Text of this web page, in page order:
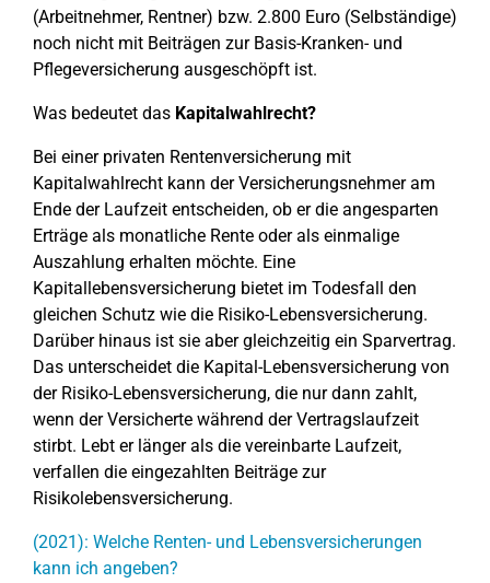
(Arbeitnehmer, Rentner) bzw. 2.800 Euro (Selbständige)
noch nicht mit Beiträgen zur Basis-Kranken- und
Pflegeversicherung ausgeschöpft ist.
Was bedeutet das Kapitalwahlrecht?
Bei einer privaten Rentenversicherung mit
Kapitalwahlrecht kann der Versicherungsnehmer am
Ende der Laufzeit entscheiden, ob er die angesparten
Erträge als monatliche Rente oder als einmalige
Auszahlung erhalten möchte. Eine
Kapitallebensversicherung bietet im Todesfall den
gleichen Schutz wie die Risiko-Lebensversicherung.
Darüber hinaus ist sie aber gleichzeitig ein Sparvertrag.
Das unterscheidet die Kapital-Lebensversicherung von
der Risiko-Lebensversicherung, die nur dann zahlt,
wenn der Versicherte während der Vertragslaufzeit
stirbt. Lebt er länger als die vereinbarte Laufzeit,
verfallen die eingezahlten Beiträge zur
Risikolebensversicherung.
(2021): Welche Renten- und Lebensversicherungen
kann ich angeben?